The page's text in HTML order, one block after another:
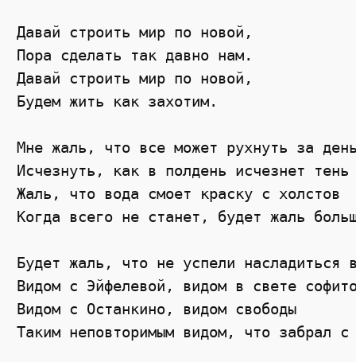
Давай строить мир по новой,
Пора сделать так давно нам.
Давай строить мир по новой,
Будем жить как захотим.
Мне жаль, что все может рухнуть за
Исчезнуть, как в полдень исчезнет тень
Жаль, что вода смоет краску с холстов
Когда всего не станет, будет жаль
Будет жаль, что не успели насладиться
Видом с Эйфелевой, видом в свете
Видом с Останкино, видом свободы
Таким неповторимым видом, что забрал